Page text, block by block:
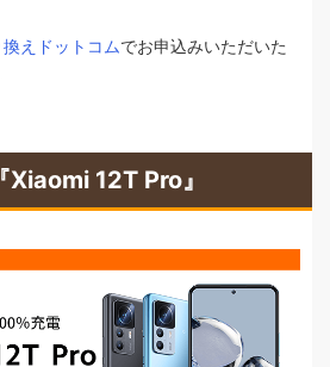
えドットコムでお申込みいただいた
Xiaomi 12T Pro』